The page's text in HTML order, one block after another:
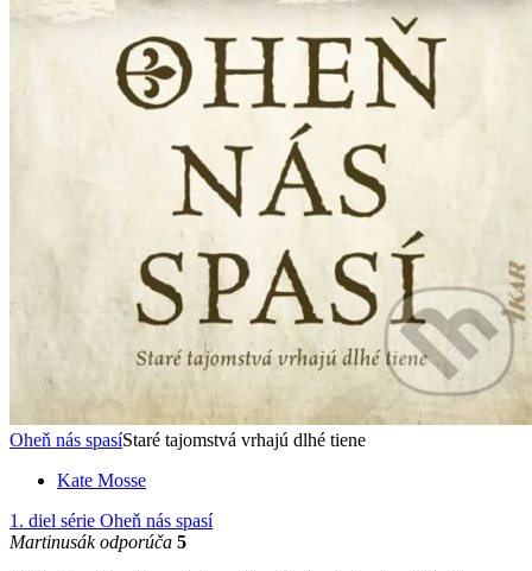
Oheň nás spasíStaré tajomstvá vrhajú dlhé tiene
Kate Mosse
1. diel série Oheň nás spasí
Martinusák odporúča 5